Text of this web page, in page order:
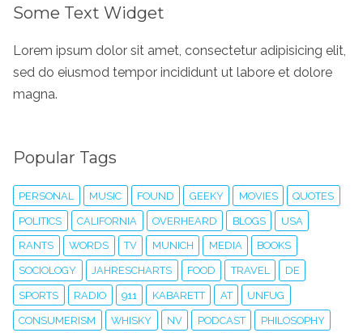
Some Text Widget
Lorem ipsum dolor sit amet, consectetur adipisicing elit,
sed do eiusmod tempor incididunt ut labore et dolore
magna.
Popular Tags
PERSONAL MUSIC FOUND GEEKY MOVIES QUOTES
POLITICS CALIFORNIA OVERHEARD BLOGS USA
RANTS WORDS TV MUNICH MEDIA BOOKS
SOCIOLOGY JAHRESCHARTS FOOD TRAVEL DE
SPORTS RADIO 911 KABARETT AT UNFUG
CONSUMERISM WHISKY NV PODCAST PHILOSOPHY